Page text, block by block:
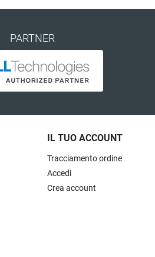
PARTNER
IL TUO ACCOUNT
Tracciamento ordine
Accedi
Crea account